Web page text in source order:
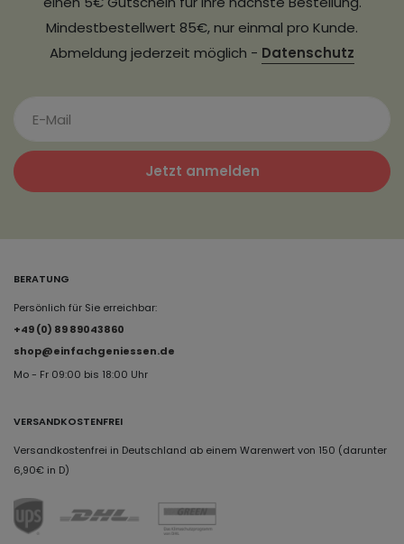
Mindestbestellwert 85€, nur einmal pro Kunde.
Abmeldung jederzeit möglich - Datenschutz
Jetzt anmelden
BERATUNG
Persönlich für Sie erreichbar:
+49 (0) 89 89043860
shop@einfachgeniessen.de
Mo - Fr 09:00 bis 18:00 Uhr
VERSANDKOSTENFREI
Versandkostenfrei in Deutschland ab einem Warenwert von 150 (darunter
6,90€ in D)